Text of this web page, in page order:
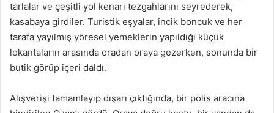
tarlalar ve çeşitli yol kenarı tezgahlarını seyrederek,
kasabaya girdiler. Turistik eşyalar, incik boncuk ve her
tarafa yayılmış yöresel yemeklerin yapıldığı küçük
lokantaların arasında oradan oraya gezerken, sonunda bir
butik görüp içeri daldı.
Alışverişi tamamlayıp dışarı çıktığında, bir polis aracına